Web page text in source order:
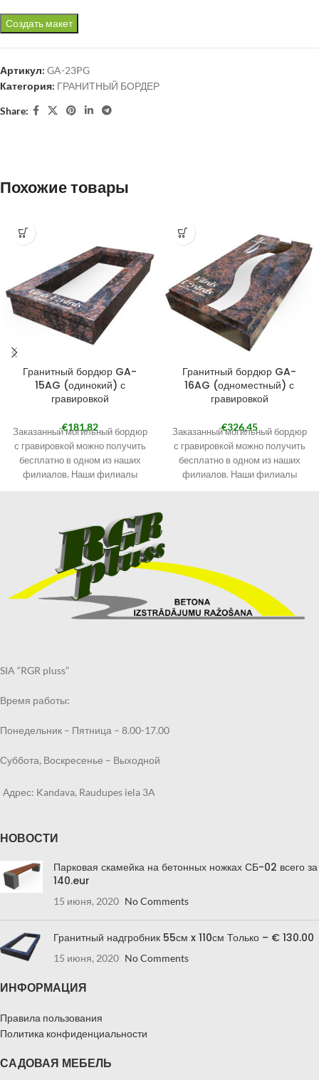
Создать макет
Артикул: GA-23PG
Категория: ГРАНИТНЫЙ БОРДЕР
Share:
Похожие товары
Гранитный бордюр GA-
15AG (одинокий) с
гравировкой
€181,82
Заказанный могильный бордюр
с гравировкой можно получить
бесплатно в одном из наших
филиалов. Наши филиалы
При оформлении заказа
выберите «Самовывоз в
Кандаве» и в примечаниях
укажите филиал, в котором
хотите получить могильный
бордюр.
Получить заказанный
могильный бордюр по
Срок выполнения заказа 2
Гранитный бордюр GA-
16AG (одноместный) с
гравировкой
€326,45
Заказанный могильный бордюр
с гравировкой можно получить
бесплатно в одном из наших
филиалов. Наши филиалы
хотите получить могильный
бордюр.
Получить заказанный
могильный бордюр по
SIA “RGR pluss”
Время работы:
Понедельник – Пятница – 8.00-17.00
Суббота, Воскресенье – Выходной
Адрес: Kandava, Raudupes iela 3A
НОВОСТИ
Парковая скамейка на бетонных ножках СБ-02 всего за
140.eur
15 июня, 2020 No Comments
Гранитный надгробник 55см x 110см Только – € 130.00
15 июня, 2020 No Comments
ИНФОРМАЦИЯ
Правила пользования
Политика конфиденциальности
САДОВАЯ МЕБЕЛЬ